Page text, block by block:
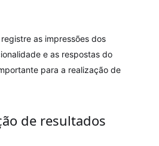
as impressões dos
e as respostas do
para a realização de
de resultados